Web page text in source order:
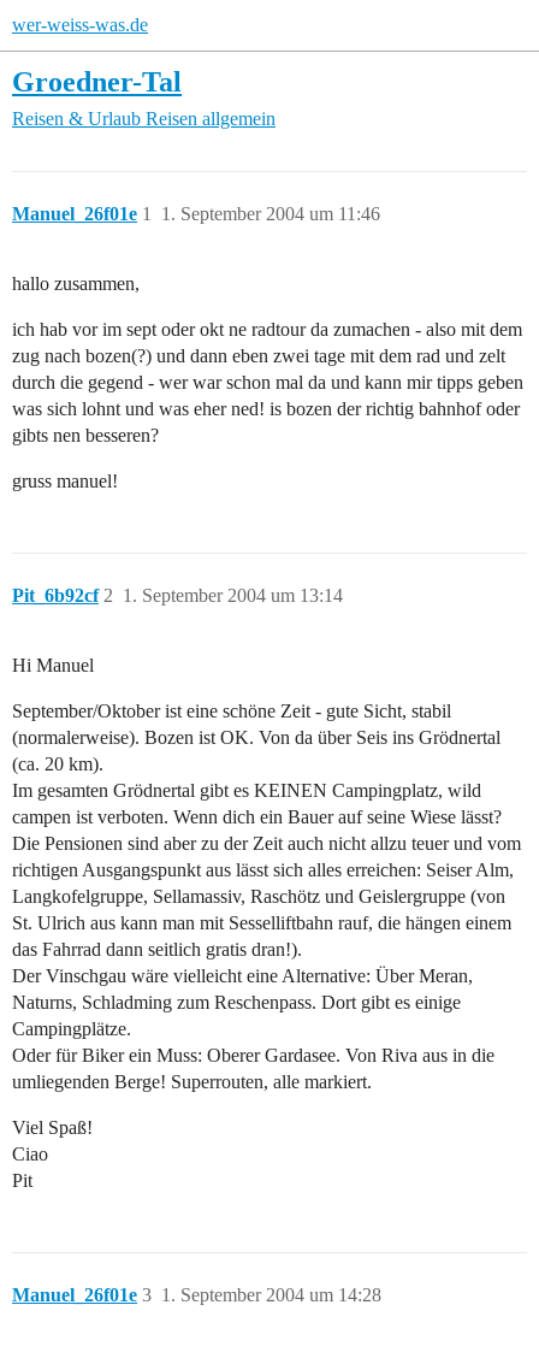
wer-weiss-was.de
Groedner-Tal
Reisen & Urlaub Reisen allgemein
Manuel_26f01e 1. September 2004 um 11:46
1
hallo zusammen,
ich hab vor im sept oder okt ne radtour da zumachen - also mit dem
zug nach bozen(?) und dann eben zwei tage mit dem rad und zelt
durch die gegend - wer war schon mal da und kann mir tipps geben
was sich lohnt und was eher ned! is bozen der richtig bahnhof oder
gibts nen besseren?
gruss manuel!
Pit_6b92cf 1. September 2004 um 13:14
2
Hi Manuel
September/Oktober ist eine schöne Zeit - gute Sicht, stabil
(normalerweise). Bozen ist OK. Von da über Seis ins Grödnertal
(ca. 20 km).
Im gesamten Grödnertal gibt es KEINEN Campingplatz, wild
campen ist verboten. Wenn dich ein Bauer auf seine Wiese lässt?
Die Pensionen sind aber zu der Zeit auch nicht allzu teuer und vom
richtigen Ausgangspunkt aus lässt sich alles erreichen: Seiser Alm,
Langkofelgruppe, Sellamassiv, Raschötz und Geislergruppe (von
St. Ulrich aus kann man mit Sesselliftbahn rauf, die hängen einem
das Fahrrad dann seitlich gratis dran!).
Der Vinschgau wäre vielleicht eine Alternative: Über Meran,
Naturns, Schladming zum Reschenpass. Dort gibt es einige
Campingplätze.
Oder für Biker ein Muss: Oberer Gardasee. Von Riva aus in die
umliegenden Berge! Superrouten, alle markiert.
Viel Spaß!
Ciao
Pit
Manuel_26f01e 1. September 2004 um 14:28
3